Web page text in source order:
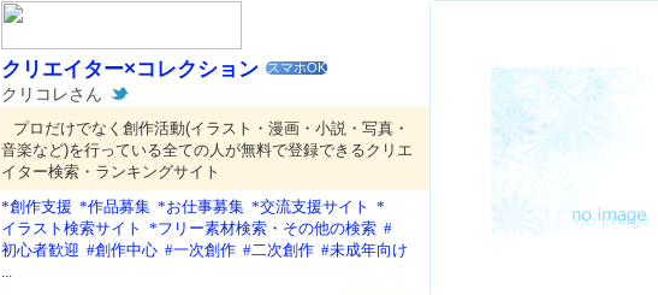
クリエイター×コレクション スマホOK
クリコレさん
プロだけでなく創作活動(イラスト・漫画・小説・写真・
音楽など)を行っている全ての人が無料で登録できるクリエ
イター検索・ランキングサイト
*創作支援 *作品募集 *お仕事募集 *交流支援サイト *
イラスト検索サイト *フリー素材検索・その他の検索 #
初心者歓迎 #創作中心 #一次創作 #二次創作 #未成年向け
...